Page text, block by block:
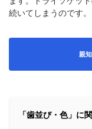
続いてしまうのです。
親
「歯並び・色」に